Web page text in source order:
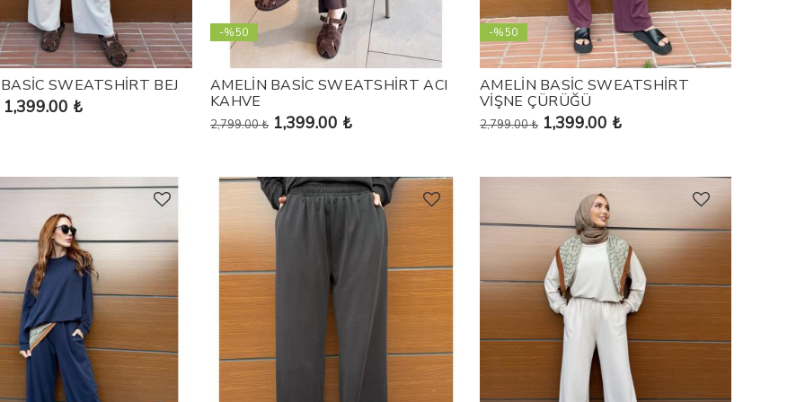
SWEATSHİRT BEJ
1,399.00 ₺
-%50
AMELİN BASİC SWEATSHİRT ACI
KAHVE
2,799.00 ₺ 1,399.00 ₺
-%50
AMELİN BASİC SWEATSHİRT
VİŞNE ÇÜRÜĞÜ
2,799.00 ₺ 1,399.00 ₺